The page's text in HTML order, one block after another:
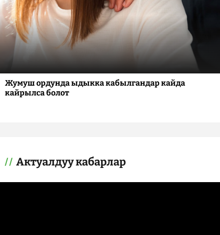
Жумуш ордунда ыдыкка кабылгандар кайда
кайрылса болот
Актуалдуу кабарлар